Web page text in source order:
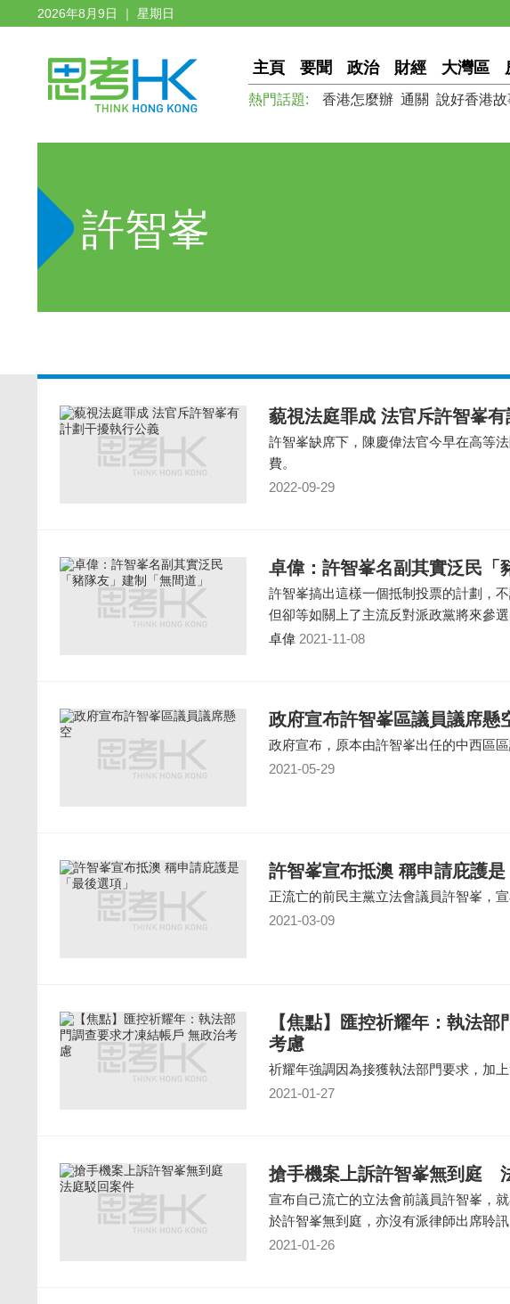
2026年8月9日 ｜ 星期日
主頁 要聞 政治 財經 大灣區
熱門話題: 香港怎麼辦 通關 說好香港故
許智峯
藐視法庭罪成 法官斥許智峯
許智峯缺席下，陳慶偉法官今早在高等
費。
2022-09-29
卓偉：許智峯名副其實泛民「
許智峯搞出這樣一個抵制投票的計劃，
但卻等如關上了主流反對派政黨將來參選
卓偉 2021-11-08
政府宣布許智峯區議員議席懸
政府宣布，原本由許智峯出任的中西區區
2021-05-29
許智峯宣布抵澳 稱申請庇護是
正流亡的前民主黨立法會議員許智峯，
2021-03-09
【焦點】匯控祈耀年：執法
考慮
祈耀年強調因為接獲執法部門要求，加
2021-01-27
搶手機案上訴許智峯無到庭
宣布自己流亡的立法會前議員許智峯，
於許智峯無到庭，亦沒有派律師出席聆訊
2021-01-26